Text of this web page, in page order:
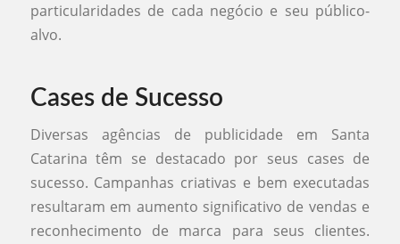
particularidades de cada negócio e seu público-
alvo.
Cases de Sucesso
Diversas agências de publicidade em Santa
Catarina têm se destacado por seus cases de
sucesso. Campanhas criativas e bem executadas
resultaram em aumento significativo de vendas e
reconhecimento de marca para seus clientes.